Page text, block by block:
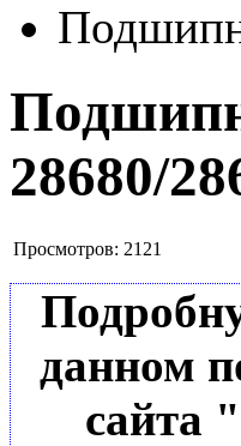
28680/
Просмотров: 2121
данном
сайта